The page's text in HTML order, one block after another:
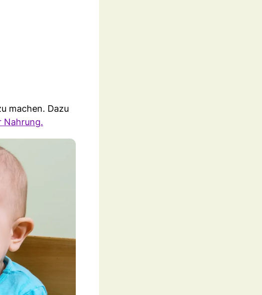
machen. Dazu
Nahrung.